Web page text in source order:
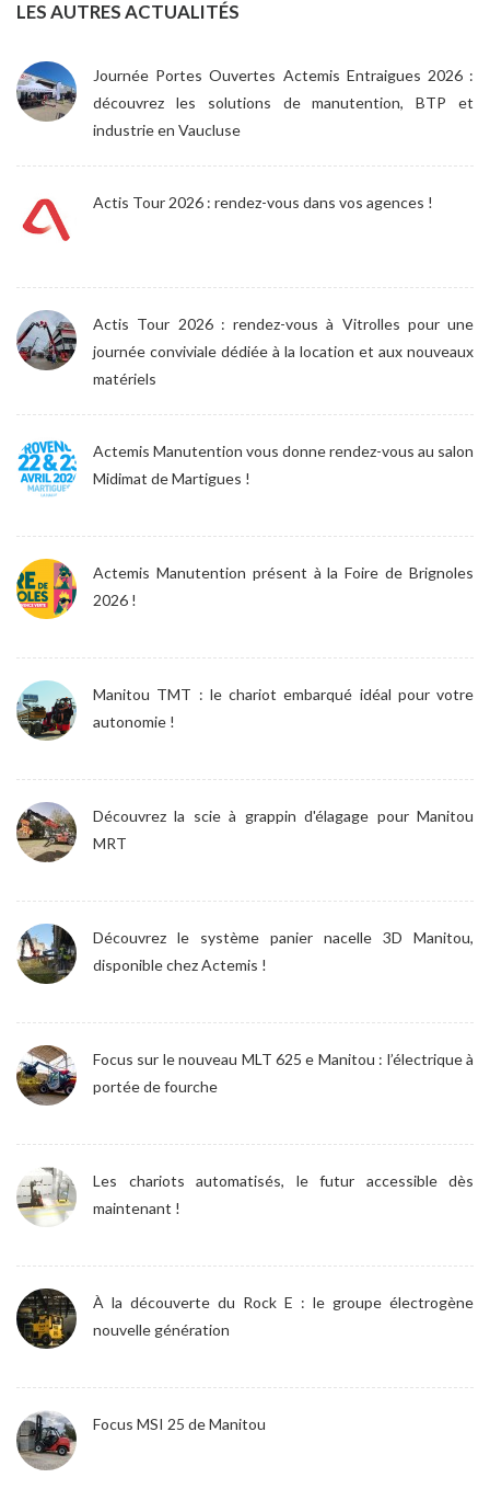
LES AUTRES ACTUALITÉS
Journée Portes Ouvertes Actemis Entraigues 2026 :
découvrez les solutions de manutention, BTP et
industrie en Vaucluse
Actis Tour 2026 : rendez-vous dans vos agences !
Actis Tour 2026 : rendez-vous à Vitrolles pour une
journée conviviale dédiée à la location et aux nouveaux
matériels
Actemis Manutention vous donne rendez-vous au salon
Midimat de Martigues !
Actemis Manutention présent à la Foire de Brignoles
2026 !
Manitou TMT : le chariot embarqué idéal pour votre
autonomie !
Découvrez la scie à grappin d'élagage pour Manitou
MRT
Découvrez le système panier nacelle 3D Manitou,
disponible chez Actemis !
Focus sur le nouveau MLT 625 e Manitou : l’électrique à
portée de fourche
Les chariots automatisés, le futur accessible dès
maintenant !
À la découverte du Rock E : le groupe électrogène
nouvelle génération
Focus MSI 25 de Manitou